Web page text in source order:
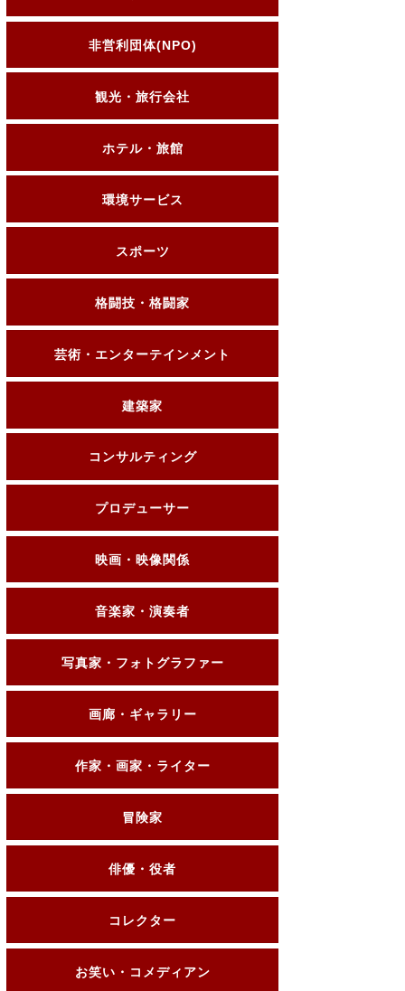
非営利団体(NPO)
観光・旅行会社
ホテル・旅館
環境サービス
スポーツ
格闘技・格闘家
芸術・エンターテインメント
建築家
コンサルティング
プロデューサー
映画・映像関係
音楽家・演奏者
写真家・フォトグラファー
画廊・ギャラリー
作家・画家・ライター
冒険家
俳優・役者
コレクター
お笑い・コメディアン